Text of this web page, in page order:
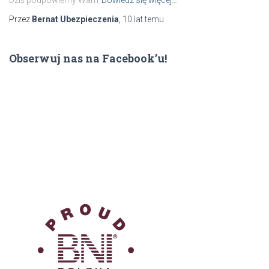
Przez Bernat Ubezpieczenia, 10 lattemu
Obserwuj nas na Facebook’u!